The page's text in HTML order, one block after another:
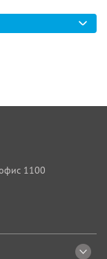
1100